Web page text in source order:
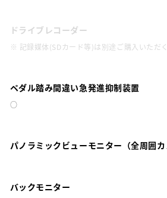
ドライブレコーダー
※ 記録媒体(SDカード等)は別途ご購入いただ
ペダル踏み間違い急発進抑制装置
○
パノラミックビューモニター（全周囲カ
バックモニター